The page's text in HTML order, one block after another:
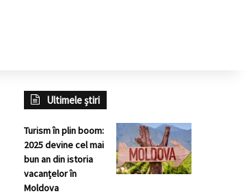
Ultimele știri
Turism în plin boom:
2025 devine cel mai
bun an din istoria
vacanțelor în
Moldova